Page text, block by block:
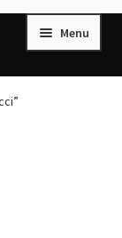
Menu